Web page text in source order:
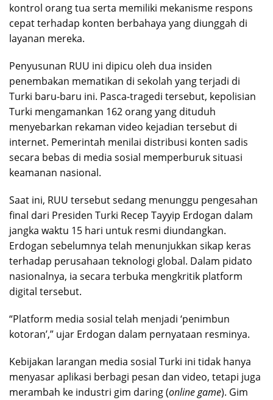
kontrol orang tua serta memiliki mekanisme respons
cepat terhadap konten berbahaya yang diunggah di
layanan mereka.
Penyusunan RUU ini dipicu oleh dua insiden
penembakan mematikan di sekolah yang terjadi di
Turki baru-baru ini. Pasca-tragedi tersebut, kepolisian
Turki mengamankan 162 orang yang dituduh
menyebarkan rekaman video kejadian tersebut di
internet. Pemerintah menilai distribusi konten sadis
secara bebas di media sosial memperburuk situasi
keamanan nasional.
Saat ini, RUU tersebut sedang menunggu pengesahan
final dari Presiden Turki Recep Tayyip Erdogan dalam
jangka waktu 15 hari untuk resmi diundangkan.
Erdogan sebelumnya telah menunjukkan sikap keras
terhadap perusahaan teknologi global. Dalam pidato
nasionalnya, ia secara terbuka mengkritik platform
digital tersebut.
“Platform media sosial telah menjadi ‘penimbun
kotoran’,” ujar Erdogan dalam pernyataan resminya.
Kebijakan larangan media sosial Turki ini tidak hanya
menyasar aplikasi berbagi pesan dan video, tetapi juga
merambah ke industri gim daring (online game). Gim